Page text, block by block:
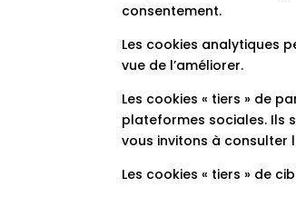
consentement.
Les cookies analytiques
vue de l’améliorer.
Les cookies « tiers » de
plateformes sociales. Ils
vous invitons à consulter
Les cookies « tiers » de